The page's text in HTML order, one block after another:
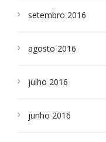
setembro 2016
agosto 2016
julho 2016
junho 2016